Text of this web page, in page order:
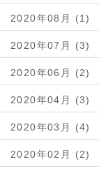
2020年08月 (1)
2020年07月 (3)
2020年06月 (2)
2020年04月 (3)
2020年03月 (4)
2020年02月 (2)